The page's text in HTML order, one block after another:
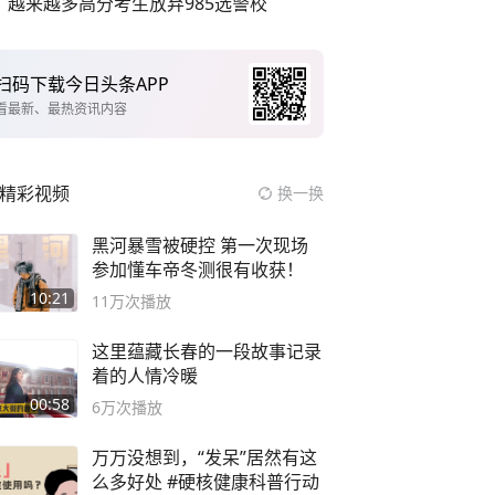
码下载今日头条APP
最新、最热资讯内容
精彩视频 换一换
10:21
黑河暴雪被硬控 第一次现场
参加懂车帝冬测很有收获！
11万次播放
00:58
这里蕴藏长春的一段故事记录
着的人情冷暖
6万次播放
万万没想到，“发呆”居然有这
么多好处 #硬核健康科普行动